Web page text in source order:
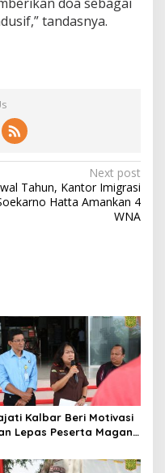
tandasnya.
Next post
Tahun, Kantor Imigrasi
Hatta Amankan 4
WNA
Kalbar Beri Motivasi
Lepas Peserta Magang